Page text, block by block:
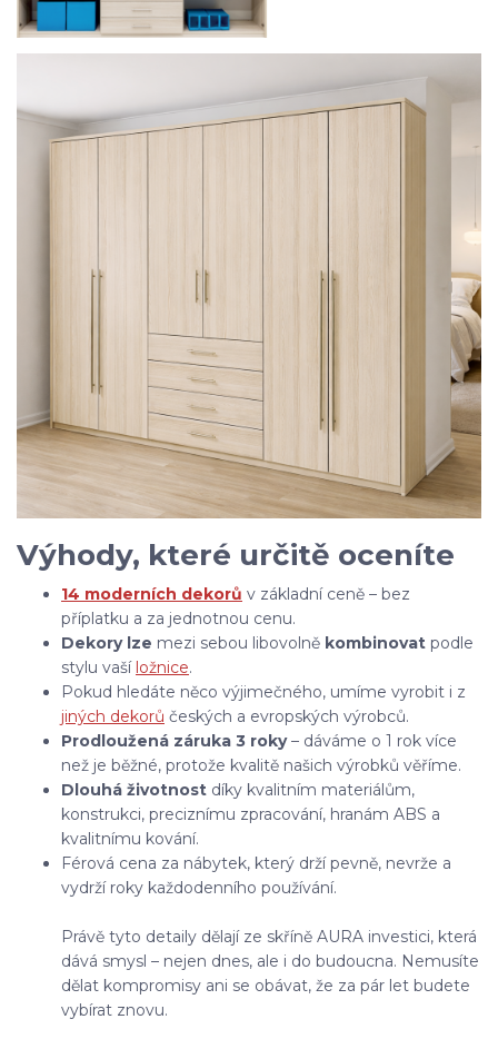
Výhody, které určitě oceníte
14 moderních dekorů v základní ceně – bez
příplatku a za jednotnou cenu.
Dekory lze mezi sebou libovolně kombinovat podle
stylu vaší ložnice.
Pokud hledáte něco výjimečného, umíme vyrobit i z
jiných dekorů českých a evropských výrobců.
Prodloužená záruka 3 roky– dáváme o 1 rok více
než je běžné, protože kvalitě našich výrobků věříme.
Dlouhá životnost díky kvalitním materiálům,
konstrukci, preciznímu zpracování, hranám ABS a
kvalitnímu kování.
Férová cena za nábytek, který drží pevně, nevrže a
vydrží roky každodenního používání.
Právě tyto detaily dělají ze skříně AURA investici, která
dává smysl – nejen dnes, ale i do budoucna. Nemusíte
dělat kompromisy ani se obávat, že za pár let budete
vybírat znovu.